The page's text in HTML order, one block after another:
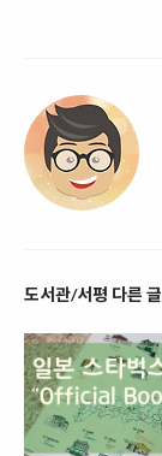
도서관/서평 다른 글